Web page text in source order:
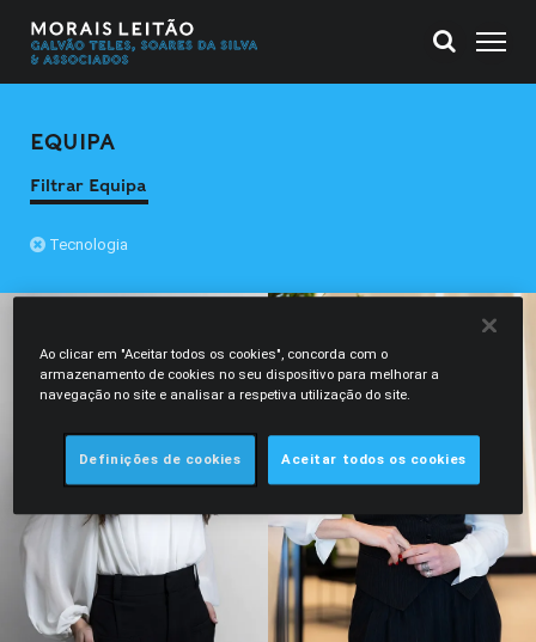
EQUIPA
Filtrar Equipa
Tecnologia
Ao clicar em "Aceitar todos os cookies", concorda com o
armazenamento de cookies no seu dispositivo para melhorar a
navegação no site e analisar a respetiva utilização do site.
Definições de cookies Aceitar todos os cookies